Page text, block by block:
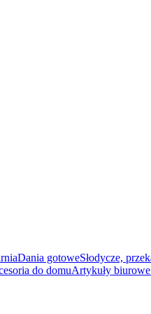
Dania gotoweSłodycze,
do domuArtykuły